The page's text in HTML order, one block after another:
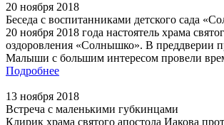
20 ноября 2018
Беседа с воспитанниками детского сада
20 ноября 2018 года настоятель храма
оздоровления «Солнышко». В преддверии
Малыши с большим интересом провели
Подробнее
13 ноября 2018
Встреча с маленькими губкинцами
Клирик храма святого апостола Иакова